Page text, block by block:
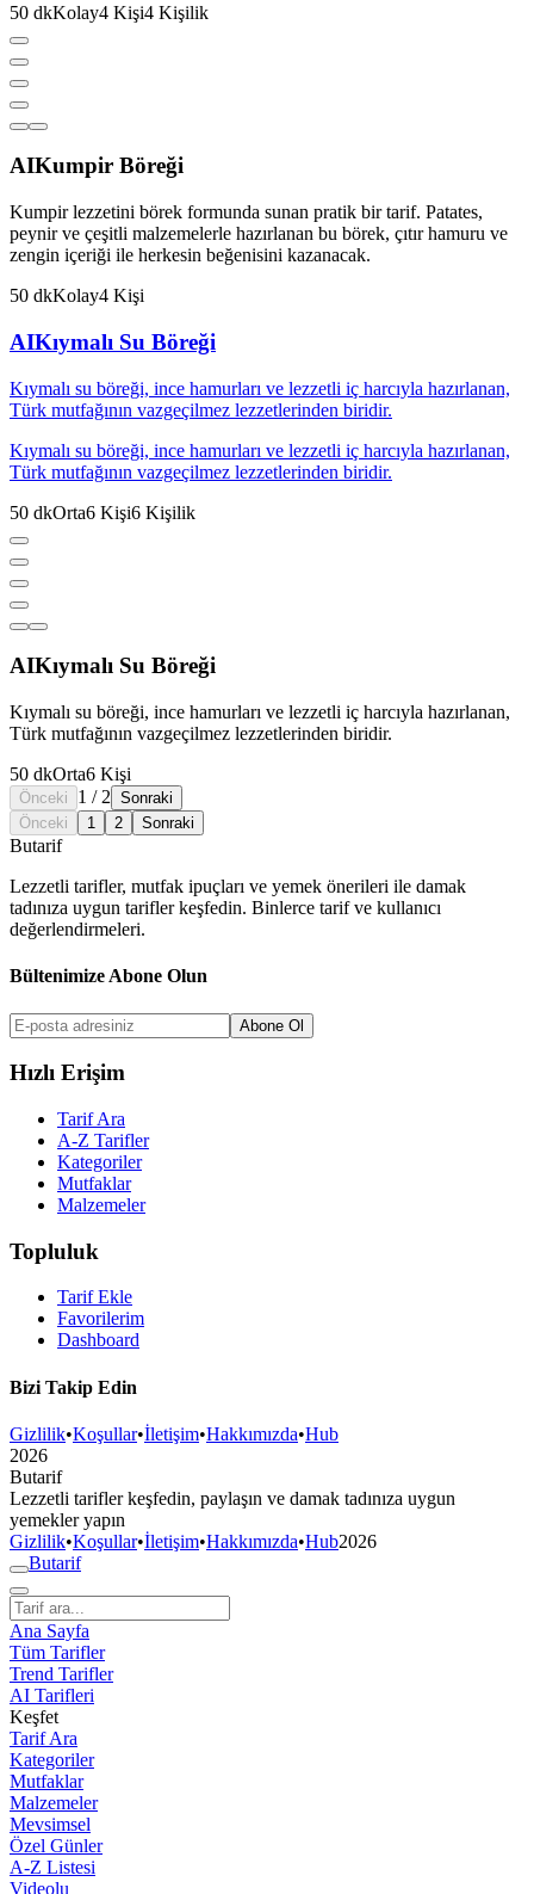
50 dkKolay4 Kişi4 Kişilik
AIKumpir Böreği
Kumpir lezzetini börek formunda sunan pratik bir tarif. Patates,
peynir ve çeşitli malzemelerle hazırlanan bu börek, çıtır hamuru ve
zengin içeriği ile herkesin beğenisini kazanacak.
50 dkKolay4 Kişi
AIKıymalı Su Böreği
Kıymalı su böreği, ince hamurları ve lezzetli iç harcıyla hazırlanan,
Türk mutfağının vazgeçilmez lezzetlerinden biridir.
Kıymalı su böreği, ince hamurları ve lezzetli iç harcıyla hazırlanan,
Türk mutfağının vazgeçilmez lezzetlerinden biridir.
50 dkOrta6 Kişi6 Kişilik
AIKıymalı Su Böreği
Kıymalı su böreği, ince hamurları ve lezzetli iç harcıyla hazırlanan,
Türk mutfağının vazgeçilmez lezzetlerinden biridir.
50 dkOrta6 Kişi
Önceki 1 / 2 Sonraki
Önceki
1 2 Sonraki
Butarif
Lezzetli tarifler, mutfak ipuçları ve yemek önerileri ile damak
tadınıza uygun tarifler keşfedin. Binlerce tarif ve kullanıcı
değerlendirmeleri.
Bültenimize Abone Olun
Abone Ol
Hızlı Erişim
Tarif Ara
A-Z Tarifler
Kategoriler
Mutfaklar
Malzemeler
Topluluk
Tarif Ekle
Favorilerim
Dashboard
Bizi Takip Edin
Gizlilik•Koşullar•İletişim•Hakkımızda•Hub
2026
Butarif
Lezzetli tarifler keşfedin, paylaşın ve damak tadınıza uygun
yemekler yapın
Gizlilik•Koşullar•İletişim•Hakkımızda•Hub2026
Butarif
Ana Sayfa
Tüm Tarifler
Trend Tarifler
AI Tarifleri
Keşfet
Tarif Ara
Kategoriler
Mutfaklar
Malzemeler
Mevsimsel
Özel Günler
A-Z Listesi
Videolu